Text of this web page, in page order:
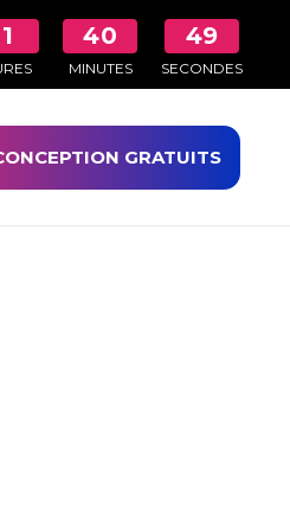
40
MINUTES
49
SECONDES
GRATUITS